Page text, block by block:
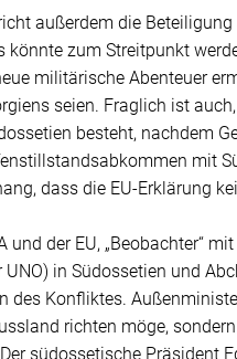
außerdem die
könnte zum Streitpunkt
militärische Abenteuer
seien. Fraglich ist
besteht, nachdem
mit
dass die EU-Erklärung
und der EU, „Beobachter“
in Südossetien und
des Konfliktes.
richten möge,
südossetische Präsident